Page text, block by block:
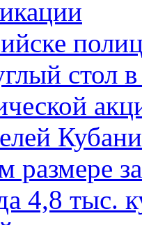
стол
4,8 тыс.